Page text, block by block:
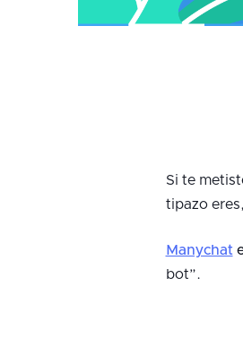
Si te
tipazo
Manychat
bot”.